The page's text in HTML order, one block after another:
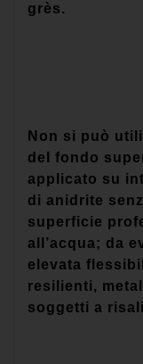
grès.
Non si può
del fondo
applicato su
di anidrite
superficie
all’acqua; da
elevata
resilienti,
soggetti a